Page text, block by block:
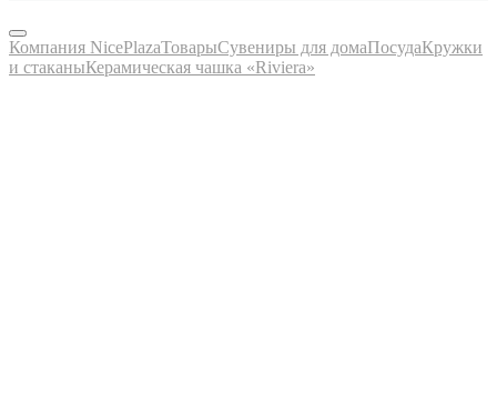
Компания NicePlazaТоварыСувениры для домаПосудаКружки
и стаканыКерамическая чашка «Riviera»